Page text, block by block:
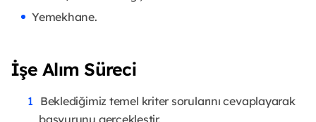
Yemekhane.
İşe Alım Süreci
Beklediğimiz temel kriter sorularını cevaplayarak